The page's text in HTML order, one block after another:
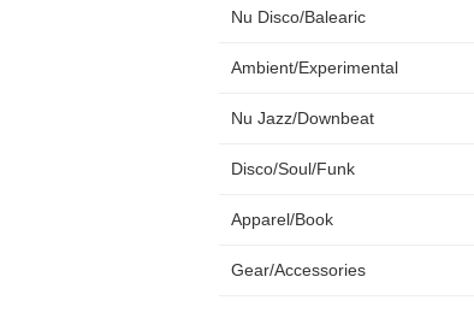
Nu Disco/Balearic
Ambient/Experimental
Nu Jazz/Downbeat
Disco/Soul/Funk
Apparel/Book
Gear/Accessories